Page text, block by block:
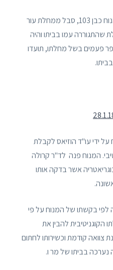
במועד הצוואה האחרונה היה המנוח כבן 103, סבל ממחלת עור
שהתגוררה עמו בביתו והיה
פעמים בשל מחלתו, תועדו
ידי עו"ד הוזיאס לקבלת
המנוח פנה לד"ר קרולה
אשר בדקה אותו
לפי בקשתו של המנוח על פי
הקוגניטיבית להבין את
קודמת וכשירותו לחתום
נערכה בביתו של מר ו.